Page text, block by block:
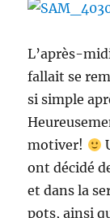
L’après-
fallait se
si simple
motiver!
ont décidé
et dans la
pots, ainsi